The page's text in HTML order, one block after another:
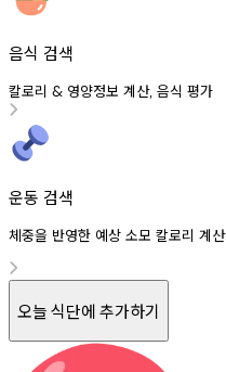
음식 검색
칼로리 & 영양정보 계산, 음식 평가
운동 검색
체중을 반영한 예상 소모 칼로리 계산
오늘 식단에 추가하기